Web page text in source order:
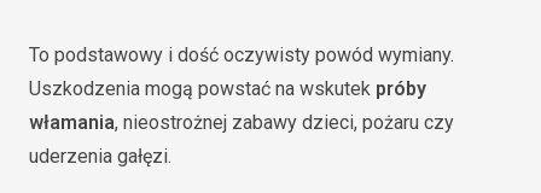
To podstawowy i dość oczywisty powód wymiany.
Uszkodzenia mogą powstać na wskutek próby
włamania, nieostrożnej zabawy dzieci, pożaru czy
uderzenia gałęzi.